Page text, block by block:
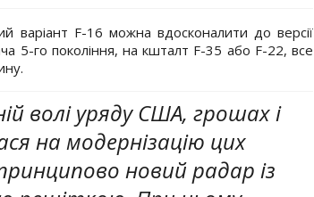
варіант F-16 можна вдосконалити до версії
5-го покоління, на кшталт F-35 або F-22, все
волі уряду США, грошах і
на модернізацію цих
новий радар із